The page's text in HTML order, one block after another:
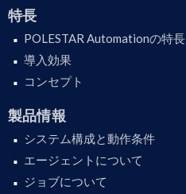
特長
POLESTAR Automationの特長
導入効果
コンセプト
製品情報
システム構成と動作条件
エージェントについて
ジョブについて